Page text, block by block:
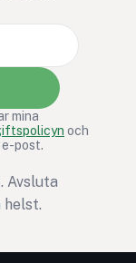
mina
och
post.
Avsluta
helst.